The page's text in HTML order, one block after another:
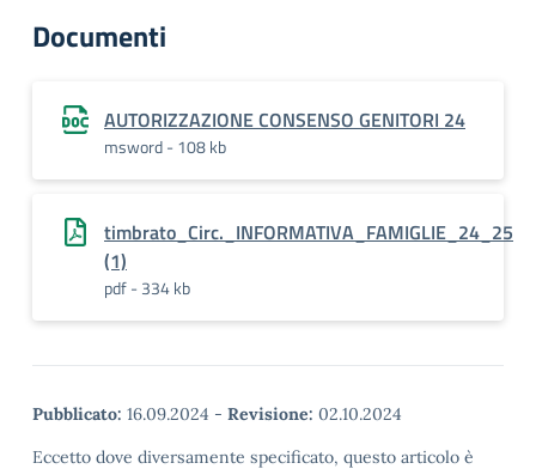
Documenti
AUTORIZZAZIONE CONSENSO GENITORI 24
msword - 108 kb
timbrato_Circ._INFORMATIVA_FAMIGLIE_24_25
(1)
pdf - 334 kb
Pubblicato: 16.09.2024 - Revisione: 02.10.2024
Eccetto dove diversamente specificato, questo articolo è